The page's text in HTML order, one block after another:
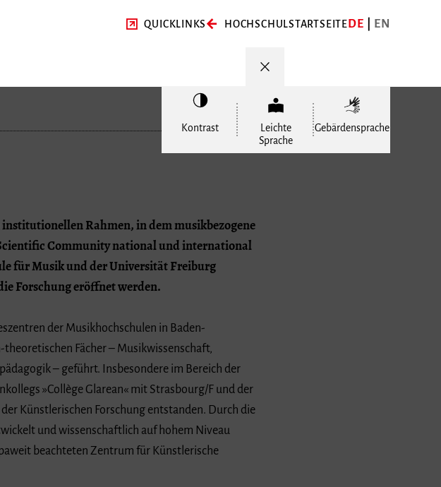
QUICKLINKS HOCHSCHULSTARTSEITEDE EN
Kontrast
Leichte
Sprache
Gebärdensprache
Rahmen, in dem musikbezogene
Community national und international
für Musik und der Universität Freiburg
Forschung eröffnet werden.
der Musikhochschulen in Baden-
Fächer – Musikwissenschaft,
– geführt. Insbesondere im Bereich der
»Collège Glarean« mit Strasbourg/F und der
Künstlerischen Forschung entstanden. Durch die
und wissenschaftlich auf hohem Niveau
beachteten Zentrum für Künstlerische